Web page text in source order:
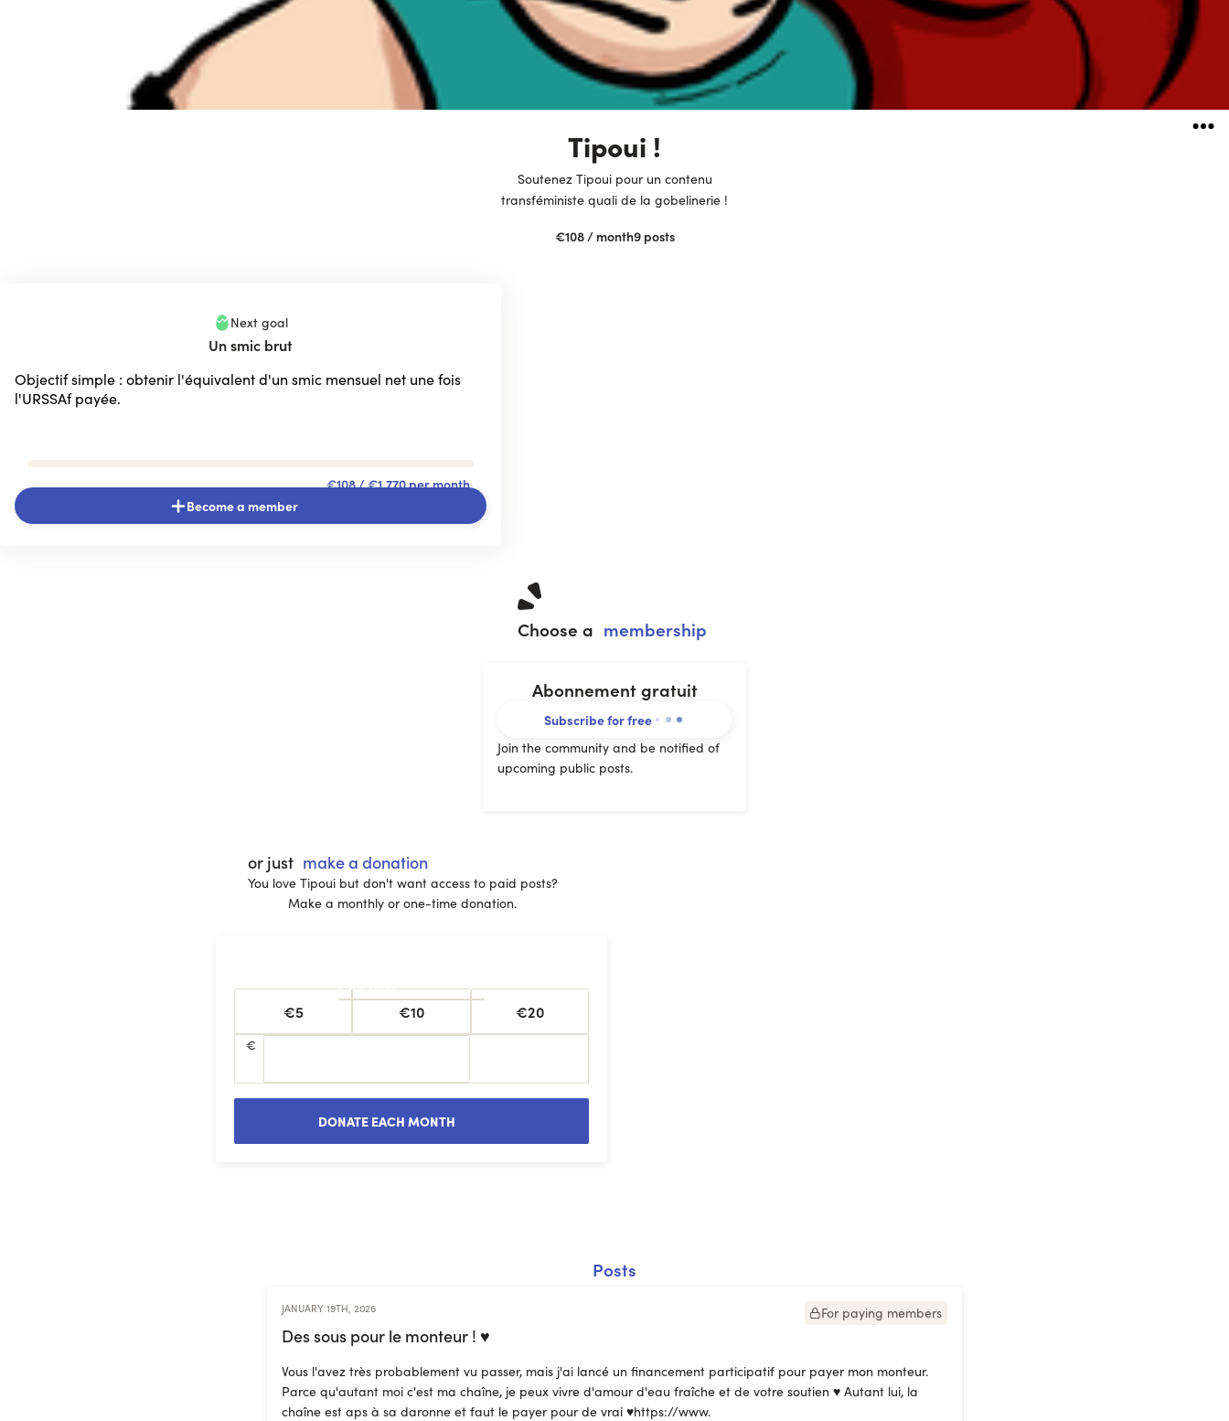
Tipoui !
Soutenez Tipoui pour un contenu
transféministe quali de la gobelinerie !
€108/ month9 posts
Next goal
Un smic brut
Objectif simple : obtenir l'équivalent d'un smic mensuel net une fois
l'URSSAf payée.
€108/ €1,770 per month
Become a member
Choose a membership
Abonnement gratuit
Subscribe for free
Join the community and be notified of
upcoming public posts.
or just make a donation
You love Tipoui but don't want access to paid posts?
Make a monthly or one-time donation.
One-time
€5 €10 €20
€
DONATE EACH MONTH
Posts
JANUARY 19TH, 2026 For paying members
Des sous pour le monteur ! ♥
Vous l'avez très probablement vu passer, mais j'ai lancé un financement participatif pour payer mon monteur.
Parce qu'autant moi c'est ma chaîne, je peux vivre d'amour d'eau fraîche et de votre soutien ♥ Autant lui, la
chaîne est aps à sa daronne et faut le payer pour de vrai ♥https://www.